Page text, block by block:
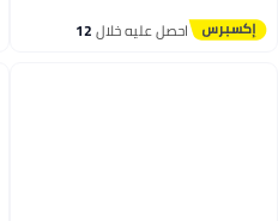
احصل عليه خلال12